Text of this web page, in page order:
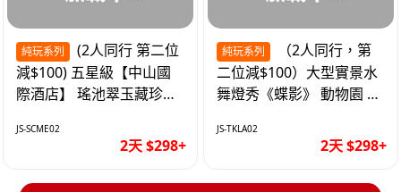
純玩系列
減$100) 五星級【中山國
際酒店】 瑤池翠玉藏珍盅
JS-SCME02
2天 $298+
純玩系列
二位減$100）大型實景水
舞燈秀《蝶影》 動物園 水
純玩2天
JS-TKLA02
2天 $298+